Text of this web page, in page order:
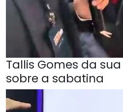
Tallis Gomes da
sobre a sabatina